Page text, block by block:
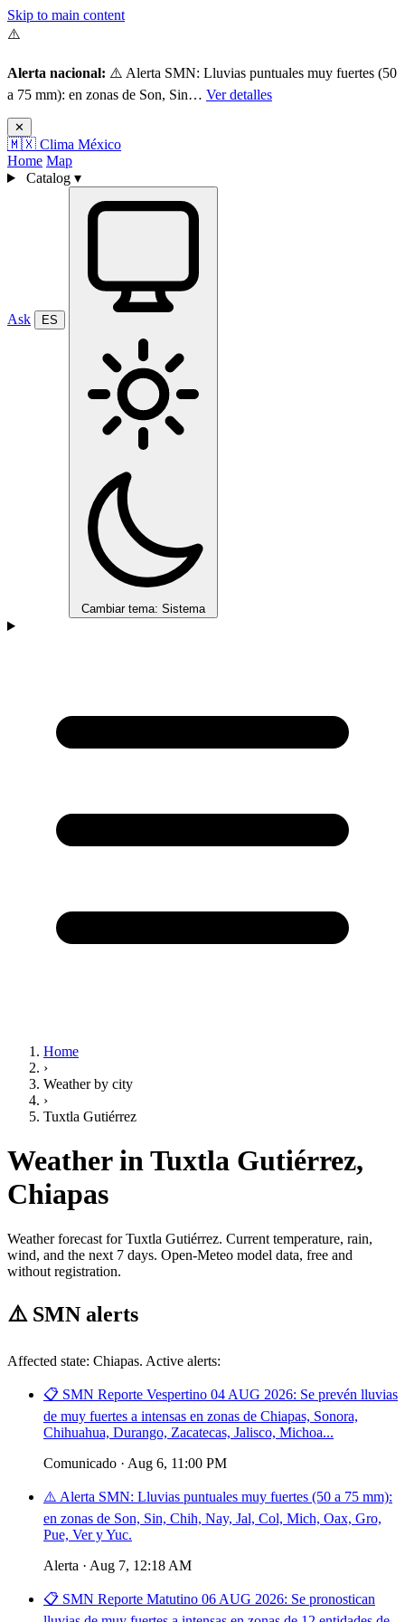
Skip to main content
⚠️
Alerta nacional: ⚠️ Alerta SMN: Lluvias puntuales muy fuertes (50
a 75 mm): en zonas de Son, Sin… Ver detalles
✕
🇲🇽 Clima México
Home Map
Catalog ▾
Ask ES
Cambiar tema: Sistema
Home
›
Weather by city
›
Tuxtla Gutiérrez
Weather in Tuxtla Gutiérrez,
Chiapas
Weather forecast for Tuxtla Gutiérrez. Current temperature, rain,
wind, and the next 7 days. Open-Meteo model data, free and
without registration.
⚠️ SMN alerts
Affected state: Chiapas. Active alerts:
📋 SMN Reporte Vespertino 04 AUG 2026: Se prevén lluvias
de muy fuertes a intensas en zonas de Chiapas, Sonora,
Chihuahua, Durango, Zacatecas, Jalisco, Michoa...
Comunicado · Aug 6, 11:00 PM
⚠️ Alerta SMN: Lluvias puntuales muy fuertes (50 a 75 mm):
en zonas de Son, Sin, Chih, Nay, Jal, Col, Mich, Oax, Gro,
Pue, Ver y Yuc.
Alerta · Aug 7, 12:18 AM
📋 SMN Reporte Matutino 06 AUG 2026: Se pronostican